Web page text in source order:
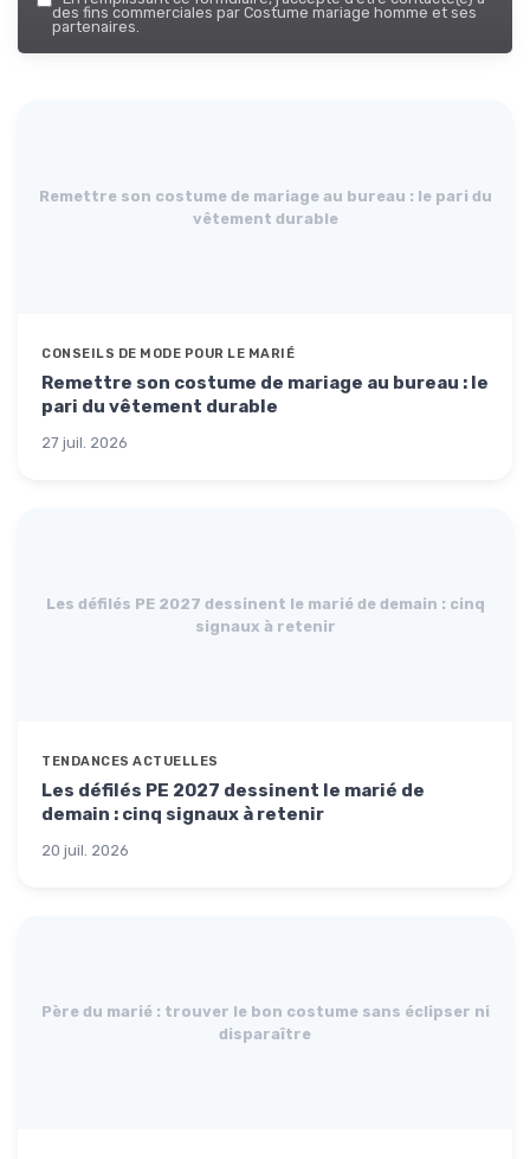
des fins commerciales par Costume mariage homme et ses
partenaires.
Remettre son costume de mariage au bureau : le pari du
vêtement durable
CONSEILS DE MODE POUR LE MARIÉ
Remettre son costume de mariage au bureau : le
pari du vêtement durable
27 juil. 2026
Les défilés PE 2027 dessinent le marié de demain : cinq
signaux à retenir
TENDANCES ACTUELLES
Les défilés PE 2027 dessinent le marié de
demain : cinq signaux à retenir
20 juil. 2026
Père du marié : trouver le bon costume sans éclipser ni
disparaître